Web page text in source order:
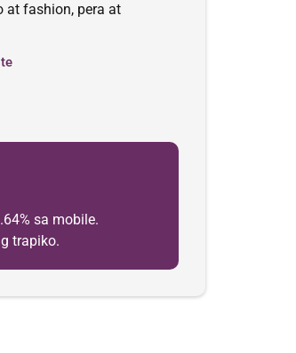
at fashion, pera at
sa mobile.
trapiko.